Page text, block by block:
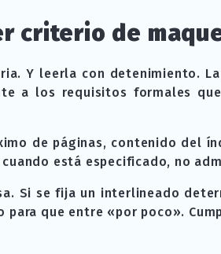
criterio de
Y leerla con detenimiento.
a los requisitos formales
de páginas, contenido del
está especificado, no
Si se fija un interlineado
para que entre «por poco».